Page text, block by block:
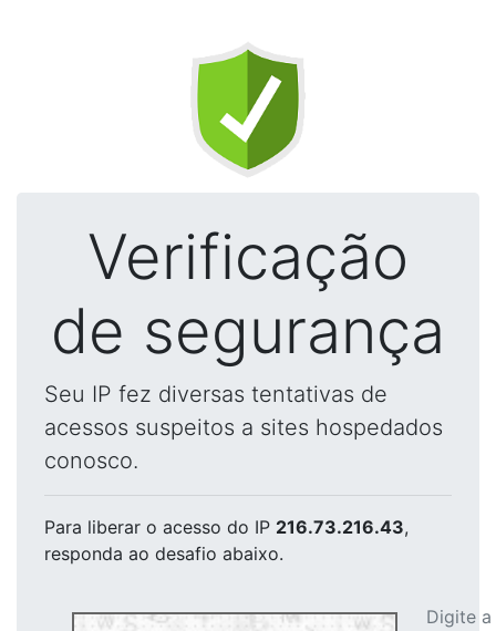
Verificação
de segurança
Seu IP fez diversas tentativas de
acessos suspeitos a sites hospedados
conosco.
Para liberar o acesso do IP 216.73.216.43,
responda ao desafio abaixo.
Digite